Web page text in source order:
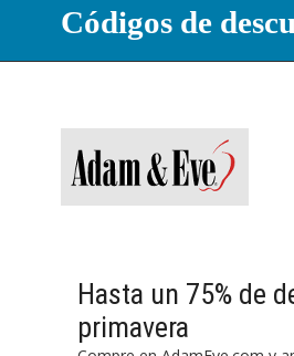
Códigos de
Hasta un 75% de
primavera